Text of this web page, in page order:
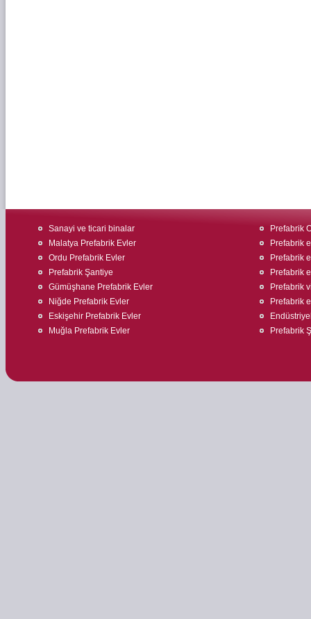
Sanayi ve ticari binalar
Malatya Prefabrik Evler
Ordu Prefabrik Evler
Prefabrik Şantiye
Gümüşhane Prefabrik Evler
Niğde Prefabrik Evler
Eskişehir Prefabrik Evler
Muğla Prefabrik Evler
Prefabrik
Prefabrik
Prefabrik
Prefabrik
Prefabrik
Prefabrik
Prefabrik